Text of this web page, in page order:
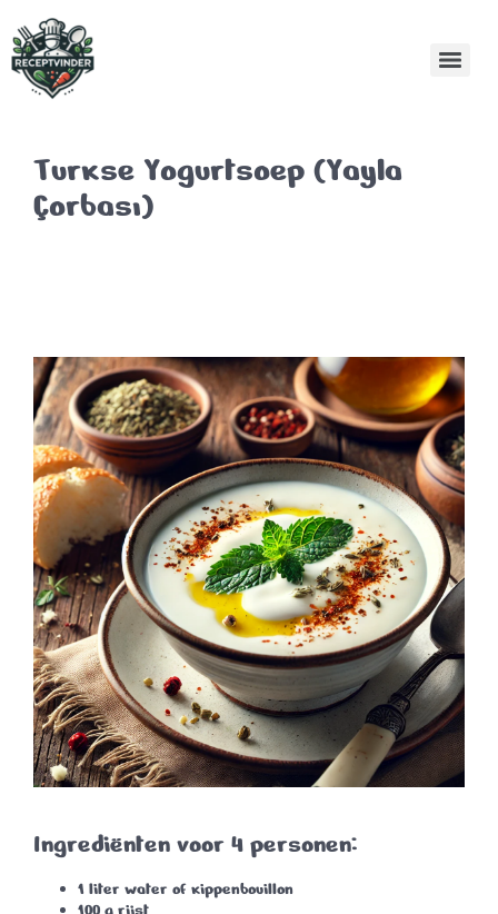
Turkse Yogurtsoep (Yayla
Çorbası)
Ingrediënten voor 4 personen:
1 liter water of kippenbouillon
100 g rijst